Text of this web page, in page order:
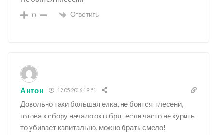
0 Ответить
Антон 12.05.2016 19:51
Довольно таки большая елка, не боится плесени,
готова к сбору начало октября., если часто не курить
то убивает капитально, можно брать смело!